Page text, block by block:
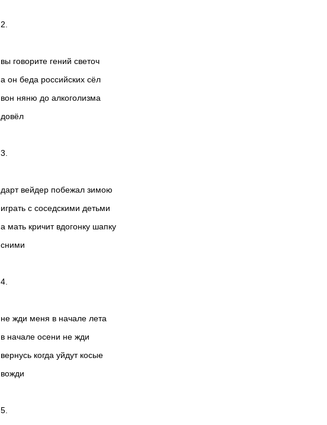
2.
вы говорите гений светоч
а он беда российских сёл
вон няню до алкоголизма
довёл
3.
дарт вейдер побежал зимою
играть с соседскими детьми
а мать кричит вдогонку шапку
сними
4.
не жди меня в начале лета
в начале осени не жди
вернусь когда уйдут косые
вожди
5.